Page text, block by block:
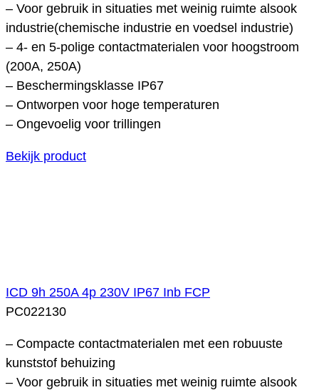
– Voor gebruik in situaties met weinig ruimte alsook
industrie(chemische industrie en voedsel industrie)
– 4- en 5-polige contactmaterialen voor hoogstroom
(200A, 250A)
– Beschermingsklasse IP67
– Ontworpen voor hoge temperaturen
– Ongevoelig voor trillingen
Bekijk product
ICD 9h 250A 4p 230V IP67 Inb FCP
PC022130
– Compacte contactmaterialen met een robuuste
kunststof behuizing
– Voor gebruik in situaties met weinig ruimte alsook